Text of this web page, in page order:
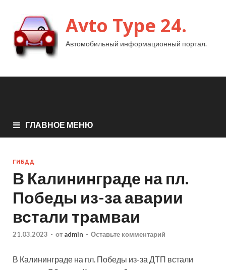
Avto Type 24.
Автомобильный информационный портал.
ГЛАВНОЕ МЕНЮ
ГИБДД
В Калининграде на пл.
Победы из-за аварии
встали трамваи
21.03.2023 - от admin - Оставьте комментарий
В Калининграде на пл. Победы из-за ДТП встали